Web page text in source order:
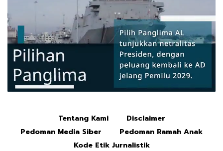
Tentang Kami
Disclaimer
Pedoman Media Siber
Pedoman Ramah Anak
Kode Etik Jurnalistik